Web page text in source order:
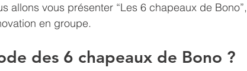
allons vous présenter “Les 6 chapeaux de Bono”,
en groupe.
des 6 chapeaux de Bono ?